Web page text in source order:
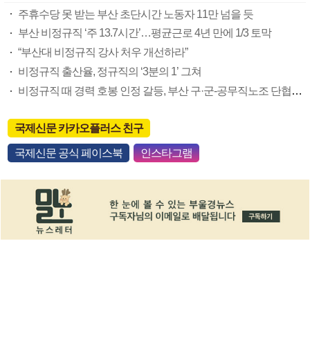
주휴수당 못 받는 부산 초단시간 노동자 11만 넘을 듯
부산 비정규직 ‘주 13.7시간’…평균근로 4년 만에 1/3 토막
“부산대 비정규직 강사 처우 개선하라”
비정규직 출산율, 정규직의 ‘3분의 1’ 그쳐
비정규직 때 경력 호봉 인정 갈등, 부산 구·군-공무직노조 단협 진통
국제신문 카카오플러스 친구
국제신문 공식 페이스북 인스타그램